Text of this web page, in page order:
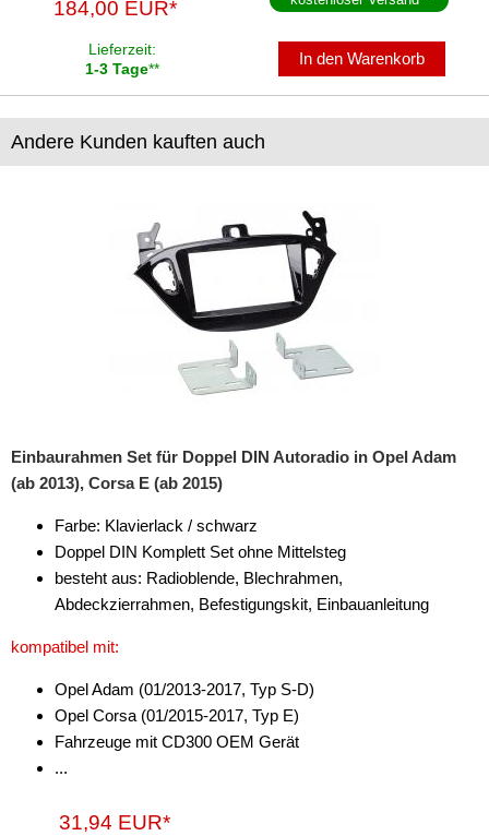
184,00 EUR*
Lieferzeit:
1-3 Tage**
In den Warenkorb
Andere Kunden kauften auch
Einbaurahmen Set für Doppel DIN Autoradio in Opel Adam
(ab 2013), Corsa E (ab 2015)
Farbe: Klavierlack / schwarz
Doppel DIN Komplett Set ohne Mittelsteg
besteht aus: Radioblende, Blechrahmen,
Abdeckzierrahmen, Befestigungskit, Einbauanleitung
kompatibel mit:
Opel Adam (01/2013-2017, Typ S-D)
Opel Corsa (01/2015-2017, Typ E)
Fahrzeuge mit CD300 OEM Gerät
...
31,94 EUR*